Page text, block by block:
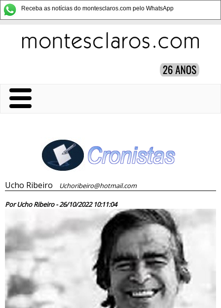
Receba as notícias do montesclaros.com pelo WhatsApp
Ucho Ribeiro
Uchoribeiro@hotmail.com
Por Ucho Ribeiro - 26/10/2022 10:11:04